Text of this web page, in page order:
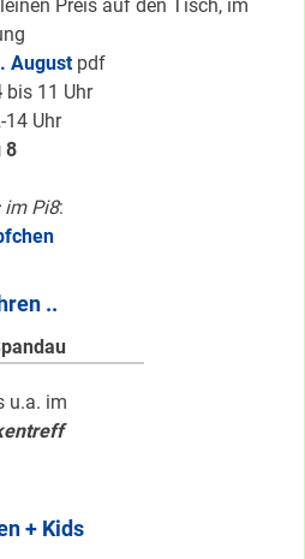
Preis auf den Tisch, im
August pdf
bis 11 Uhr
Uhr
8
im Pi8:
..
u.a. im
+ Kids